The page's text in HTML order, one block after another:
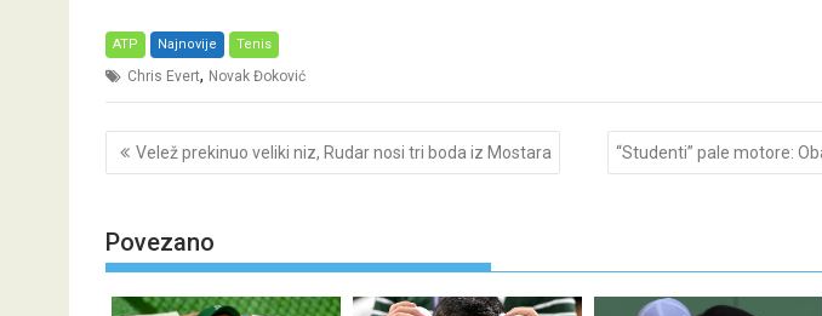
ATP Najnovije Tenis
Chris Evert, Novak Đoković
Post
navigation
Velež prekinuo veliki niz, Rudar nosi tri boda iz Mostara “Studenti” pale motore:
Povezano